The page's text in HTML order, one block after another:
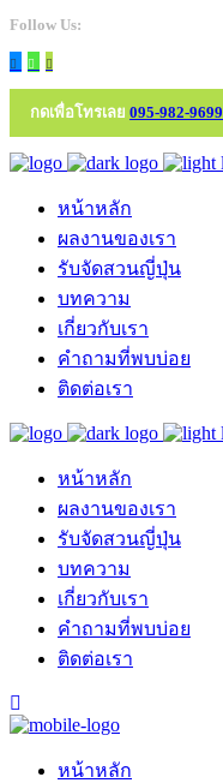
Follow Us:
กดเพื่อโทรเลย 095-982-9699
หน้าหลัก
ผลงานของเรา
รับจัดสวนญี่ปุ่น
บทความ
เกี่ยวกับเรา
คำถามที่พบบ่อย
ติดต่อเรา
หน้าหลัก
ผลงานของเรา
รับจัดสวนญี่ปุ่น
บทความ
เกี่ยวกับเรา
คำถามที่พบบ่อย
ติดต่อเรา
หน้าหลัก